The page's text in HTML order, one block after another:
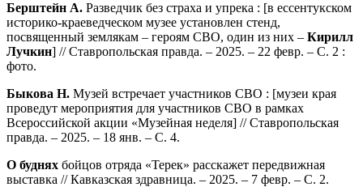
Берштейн А. Разведчик без страха и упрека : [в ессентукском
историко-краеведческом музее установлен стенд,
посвященный землякам – героям СВО, один из них – Кирилл
Лучкин] // Ставропольская правда. – 2025. – 22 февр. – С. 2 :
фото.
Быкова Н. Музей встречает участников СВО : [музеи края
проведут мероприятия для участников СВО в рамках
Всероссийской акции «Музейная неделя] // Ставропольская
правда. – 2025. – 18 янв. – С. 4.
О буднях бойцов отряда «Терек» расскажет передвижная
выставка // Кавказская здравница. – 2025. – 7 февр. – С. 2.